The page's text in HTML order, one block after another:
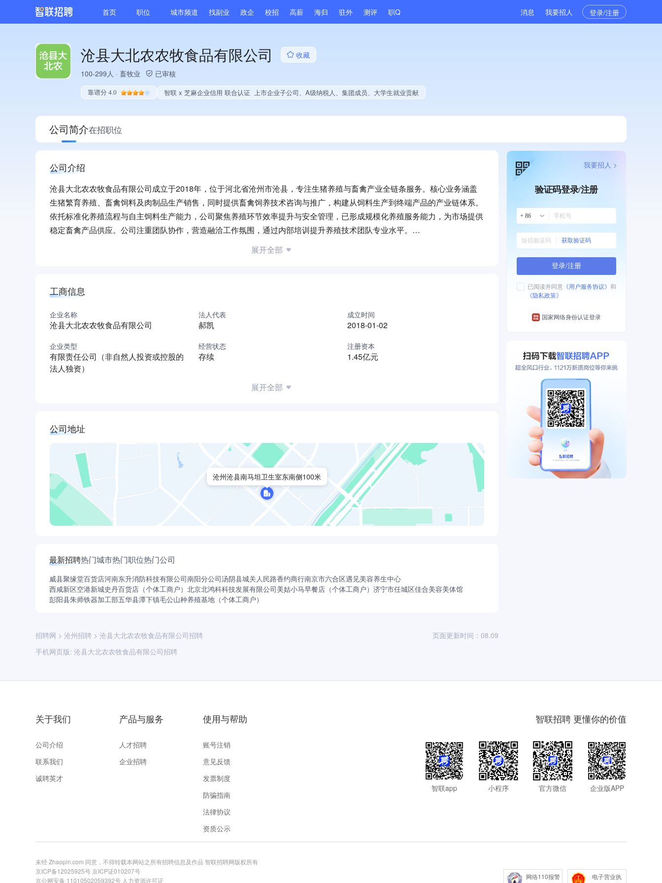
首页 职位 城市频道 找副业 政企 校招 高薪 海归 驻外 测评 职Q 消息 我要招人 登录/注册
沧县大北农农牧食品有限公司
收藏
100-299人 · 畜牧业 已审核
靠谱分 4.0 智联 x 芝麻企业信用 联合认证 上市企业子公司、A级纳税人、集团成员、大学生就业贡献
公司简介在招职位
公司介绍
沧县大北农农牧食品有限公司成立于2018年，位于河北省沧州市沧县，专注生猪养殖与畜禽产业全链条服务。核心业务涵盖
生猪繁育养殖、畜禽饲料及肉制品生产销售，同时提供畜禽饲养技术咨询与推广，构建从饲料生产到终端产品的产业链体系。
依托标准化养殖流程与自主饲料生产能力，公司聚焦养殖环节效率提升与安全管理，已形成规模化养殖服务能力，为市场提供
稳定畜禽产品供应。公司注重团队协作，营造融洽工作氛围，通过内部培训提升养殖技术团队专业水平。
未来，公司将深化产业链整合，强化养殖技术创新，巩固区域市场服务能力，助力畜禽产业高质量发展。
展开全部
工商信息
企业名称
沧县大北农农牧食品有限公司
法人代表
郝凯
成立时间
2018-01-02
企业类型
有限责任公司（非自然人投资或控股的
法人独资）
经营状态
存续
注册资本
1.45亿元
展开全部
公司地址
沧州沧县南马坦卫生室东南侧100米
最新招聘热门城市热门职位热门公司
威县聚缘堂百货店河南东升消防科技有限公司南阳分公司汤阴县城关人民路香约商行南京市六合区遇见美容养生中心
西咸新区空港新城史丹百货店（个体工商户） 北京北鸿科科技发展有限公司美姑小马早餐店（个体工商户） 济宁市任城区佳合美容美体馆
彭阳县朱师铁器加工部五华县潭下镇毛公山种养殖基地（个体工商户）
招聘网 > 沧州招聘 > 沧县大北农农牧食品有限公司招聘
手机网页版: 沧县大北农农牧食品有限公司招聘
页面更新时间：08.09
验证码登录/注册
+ 86
获取验证码
登录/注册
已阅读并同意 《用户服务协议》 和
《隐私政策》
国家网络身份认证登录
我要招人 >
关于我们
公司介绍
联系我们
诚聘英才
产品与服务
人才招聘
企业招聘
使用与帮助
账号注销
意见反馈
发票制度
防骗指南
法律协议
资质公示
智联招聘 更懂你的价值
智联app 小程序 官方微信 企业版APP
未经 Zhaopin.com 同意，不得转载本网站之所有招聘信息及作品 智联招聘网版权所有
京ICP备12025925号京ICP证010207号
京公网安备 11010502059392号 人力资源许可证
网络110报警
电子营业执